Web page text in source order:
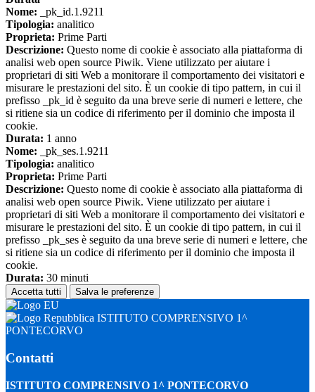
Nome: _pk_id.1.9211
Tipologia: analitico
Proprieta: Prime Parti
Descrizione: Questo nome di cookie è associato alla piattaforma di
analisi web open source Piwik. Viene utilizzato per aiutare i
proprietari di siti Web a monitorare il comportamento dei visitatori e
misurare le prestazioni del sito. È un cookie di tipo pattern, in cui il
prefisso _pk_id è seguito da una breve serie di numeri e lettere, che
si ritiene sia un codice di riferimento per il dominio che imposta il
cookie.
Durata: 1 anno
Nome: _pk_ses.1.9211
Tipologia: analitico
Proprieta: Prime Parti
Descrizione: Questo nome di cookie è associato alla piattaforma di
analisi web open source Piwik. Viene utilizzato per aiutare i
proprietari di siti Web a monitorare il comportamento dei visitatori e
misurare le prestazioni del sito. È un cookie di tipo pattern, in cui il
prefisso _pk_ses è seguito da una breve serie di numeri e lettere, che
si ritiene sia un codice di riferimento per il dominio che imposta il
cookie.
Durata: 30 minuti
Accetta tutti Salva le preferenze
ISTITUTO COMPRENSIVO 1^
PONTECORVO
Contatti
ISTITUTO COMPRENSIVO 1^ PONTECORVO